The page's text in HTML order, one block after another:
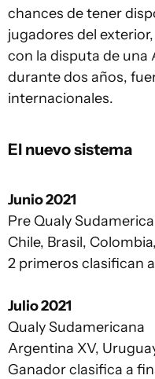
chances de tener
jugadores del
con la disputa de una
durante dos años,
internacionales.
El nuevo sistema
Junio 2021
Pre Qualy
Chile, Brasil,
2 primeros clasifican
Julio 2021
Qualy Sudamericana
Argentina XV,
Ganador clasifica a